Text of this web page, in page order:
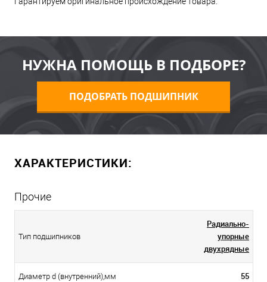
НУЖНА ПОМОЩЬ В ПОДБОРЕ?
ПОДОБРАТЬ ПОДШИПНИК
ХАРАКТЕРИСТИКИ:
Прочие
Тип подшипников
Радиально-
упорные
двухрядные
Диаметр d (внутренний),мм 55